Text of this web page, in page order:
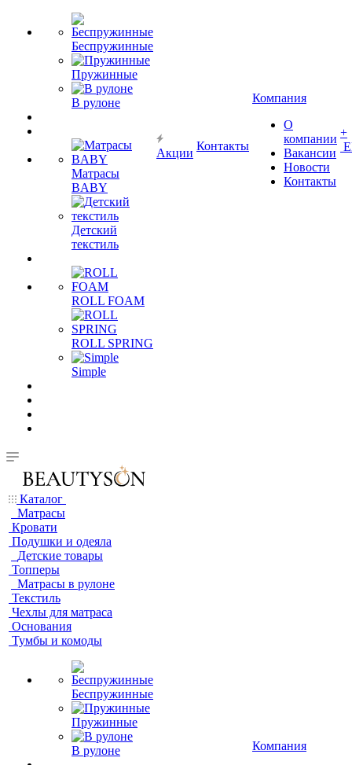
Беспружинные
Пружинные
В рулоне
Матрасы
BABY
Детский
текстиль
ROLL FOAM
ROLL SPRING
Simple
Акции
Контакты
Компания
О
компании
Вакансии
Новости
Контакты
+
Каталог
Матрасы
Кровати
Подушки и одеяла
Детские товары
Топперы
Матрасы в рулоне
Текстиль
Чехлы для матраса
Основания
Тумбы и комоды
Беспружинные
Пружинные
В рулоне
Компания